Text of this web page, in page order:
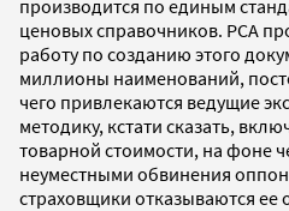
производится по единым
ценовых справочников. РСА
работу по созданию этого
миллионы наименований,
чего привлекаются ведущие
методику, кстати сказать,
товарной стоимости, на фоне
неуместными обвинения
страховщики отказываются ее